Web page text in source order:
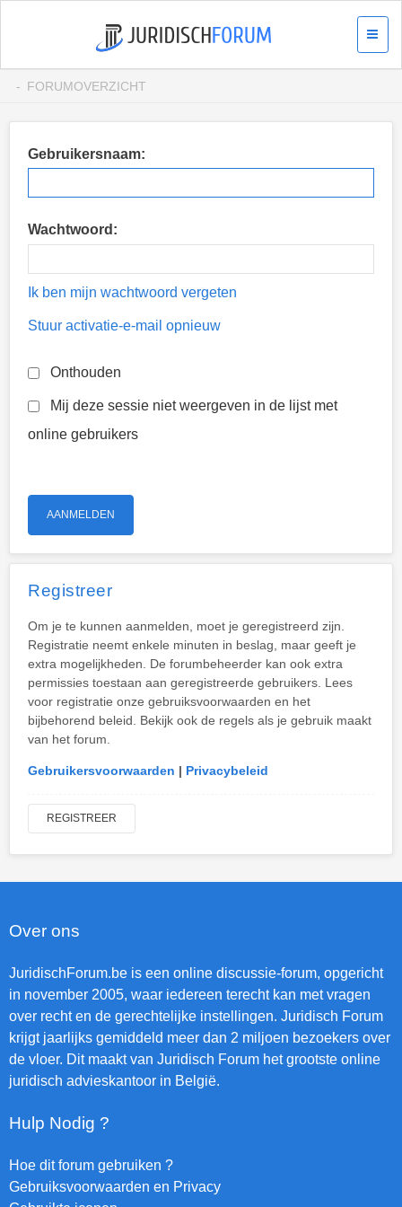
FORUMOVERZICHT
Gebruikersnaam:
Wachtwoord:
Ik ben mijn wachtwoord vergeten
Stuur activatie-e-mail opnieuw
Onthouden
Mij deze sessie niet weergeven in de lijst met
online gebruikers
Registreer
Om je te kunnen aanmelden, moet je geregistreerd zijn.
Registratie neemt enkele minuten in beslag, maar geeft je
extra mogelijkheden. De forumbeheerder kan ook extra
permissies toestaan aan geregistreerde gebruikers. Lees
voor registratie onze gebruiksvoorwaarden en het
bijbehorend beleid. Bekijk ook de regels als je gebruik maakt
van het forum.
Gebruikersvoorwaarden | Privacybeleid
REGISTREER
Over ons
JuridischForum.be is een online discussie-forum, opgericht
in november 2005, waar iedereen terecht kan met vragen
over recht en de gerechtelijke instellingen. Juridisch Forum
krijgt jaarlijks gemiddeld meer dan 2 miljoen bezoekers over
de vloer. Dit maakt van Juridisch Forum het grootste online
juridisch advieskantoor in België.
Hulp Nodig ?
Hoe dit forum gebruiken ?
Gebruiksvoorwaarden en Privacy